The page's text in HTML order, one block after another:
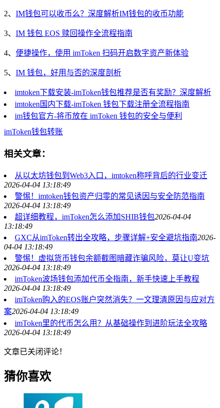
2、 IM钱包可以收币么？深度解析IM钱包的收币功能
3、 IM 钱包 EOS 赎回操作全流程指南
4、 便捷操作，使用 imToken 扫码开启数字资产新体验
5、 IM 钱包，好用与否的深度剖析
imtoken下载安装-imToken钱包推荐是否有奖励？深度解析
imtoken国内下载-imToken 钱包下载注册全流程指南
im钱包官方-将币放在 imToken 钱包的安全与便利
imToken钱包转账
相关文章：
从以太坊钱包到Web3入口，imtoken称呼背后的行业变迁
2026-04-04 13:18:49
警惕！imtoken钱包资产归零的常见诱因与安全防范指南
2026-04-04 13:18:49
超详细教程，imToken怎么添加SHIB钱包2026-04-04
13:18:49
GXC从imToken转出全攻略，步骤详解+安全避坑指南2026-
04-04 13:18:49
警惕！虚拟货币钱包余额截图暗藏诈骗风险，莫让U变坑
2026-04-04 13:18:49
imToken波场钱包添加代币全指南，新手快速上手教程
2026-04-04 13:18:49
imToken购入的EOS账户突然消失？一文理清原因与应对方
案2026-04-04 13:18:49
imToken里的代币怎么用？从基础操作到进阶玩法全攻略
2026-04-04 13:18:49
文章已关闭评论！
猜你喜欢